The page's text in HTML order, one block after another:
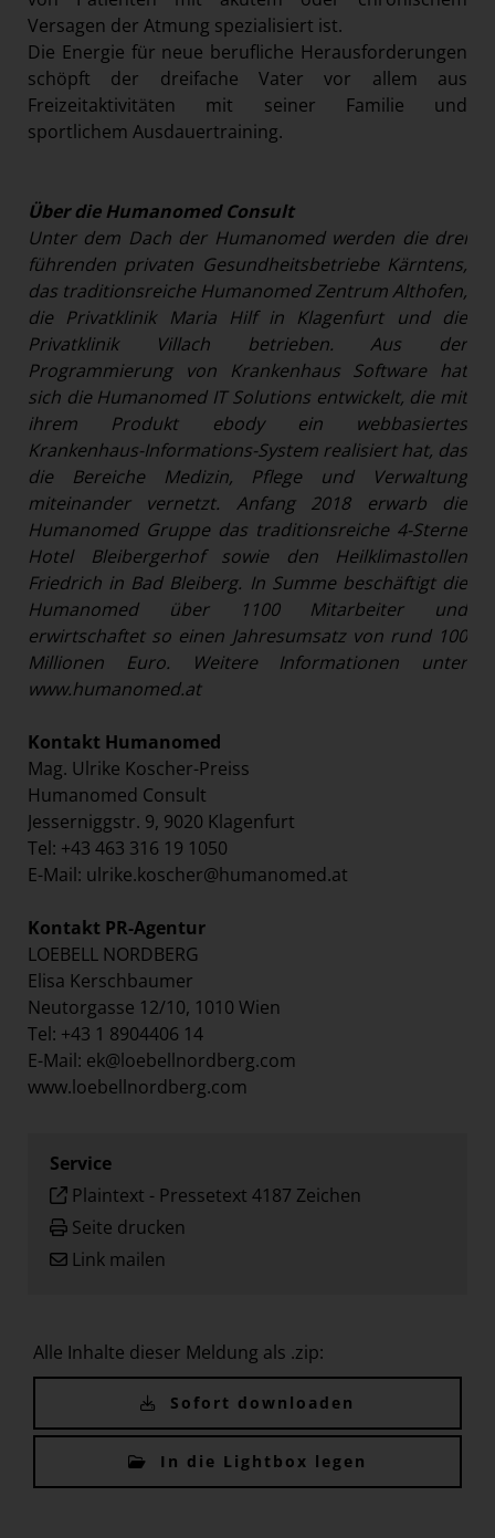
Versagen der Atmung spezialisiert ist.
Die Energie für neue berufliche Herausforderungen
schöpft der dreifache Vater vor allem aus
Freizeitaktivitäten mit seiner Familie und
sportlichem Ausdauertraining.
Über die Humanomed Consult
Unter dem Dach der Humanomed werden die drei
führenden privaten Gesundheitsbetriebe Kärntens,
das traditionsreiche Humanomed Zentrum Althofen,
die Privatklinik Maria Hilf in Klagenfurt und die
Privatklinik Villach betrieben. Aus der
Programmierung von Krankenhaus Software hat
sich die Humanomed IT Solutions entwickelt, die mit
ihrem Produkt ebody ein webbasiertes
Krankenhaus-Informations-System realisiert hat, das
die Bereiche Medizin, Pflege und Verwaltung
miteinander vernetzt. Anfang 2018 erwarb die
Humanomed Gruppe das traditionsreiche 4-Sterne
Hotel Bleibergerhof sowie den Heilklimastollen
Friedrich in Bad Bleiberg. In Summe beschäftigt die
Humanomed über 1100 Mitarbeiter und
erwirtschaftet so einen Jahresumsatz von rund 100
Millionen Euro. Weitere Informationen unter
www.humanomed.at
Kontakt Humanomed
Mag. Ulrike Koscher-Preiss
Humanomed Consult
Jesserniggstr. 9, 9020 Klagenfurt
Tel: +43 463 316 19 1050
E-Mail: ulrike.koscher@humanomed.at
Kontakt PR-Agentur
LOEBELL NORDBERG
Elisa Kerschbaumer
Neutorgasse 12/10, 1010 Wien
Tel: +43 1 8904406 14
E-Mail: ek@loebellnordberg.com
www.loebellnordberg.com
Service
Plaintext - Pressetext 4187 Zeichen
Seite drucken
Link mailen
Alle Inhalte dieser Meldung als .zip:
Sofort downloaden
In die Lightbox legen